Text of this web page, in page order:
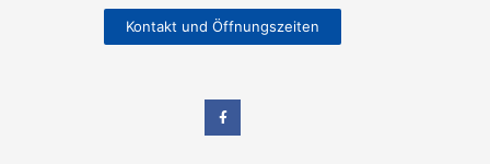
Kontakt und Öffnungszeiten